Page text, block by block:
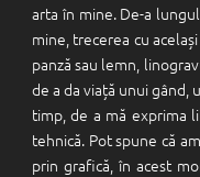
arta în mine. De-a
mine, trecerea cu
panză sau lemn,
de a da viață unui gând,
timp, de a mă exprima
tehnică. Pot spune că
prin grafică, în acest